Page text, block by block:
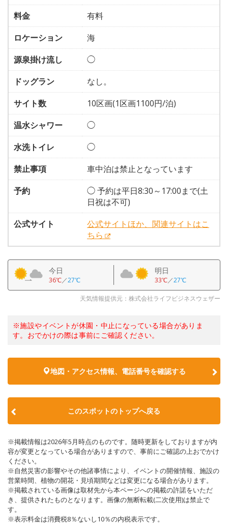
料金
有料
ロケーション
海
源泉掛け流し
◯
ドッグラン
なし。
サイト数
10区画(1区画1100円/泊)
温水シャワー
◯
水洗トイレ
◯
禁止事項
車中泊は禁止となっています
予約
◯ 予約は平日8:30～17:00まで(土
日祝は不可)
公式サイト
公式サイトほか、関連サイトはこ
ちら
今日
36℃／27℃
明日
33℃／27℃
天気情報提供元：株式会社ライフビジネスウェザー
※施設やイベントが休園・中止になっている場合がありま
す。おでかけの際は事前にご確認ください。
地図・アクセス情報、電話番号を確認する
このスポットのトップへ戻る
※掲載情報は2026年5月時点のものです。随時更新をしておりますが内
容が変更となっている場合がありますので、事前にご確認の上おでかけ
ください。
※自然災害の影響やその他諸事情により、イベントの開催情報、施設の
営業時間、植物の開花・見頃期間などは変更になる場合があります。
※掲載されている画像は取材先から本ページへの掲載の許諾をいただ
き、提供されたものとなります。画像の無断転載(二次使用)は禁止で
す。
※表示料金は消費税8％ないし10％の内税表示です。